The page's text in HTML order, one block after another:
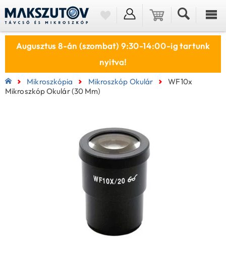
Augusztus 8-án (szombat) 9:30-14:00-ig tartunk
nyitva!
Mikroszkópia Mikroszkóp Okulár
WF10x
Mikroszkóp Okulár (30 Mm)